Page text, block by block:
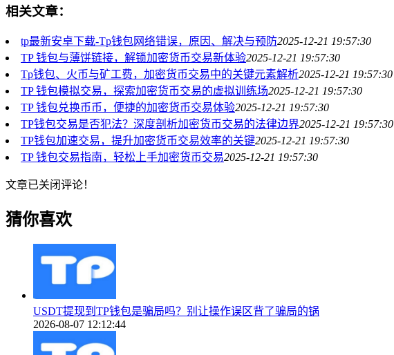
相关文章：
tp最新安卓下载-Tp钱包网络错误，原因、解决与预防2025-12-21 19:57:30
TP 钱包与薄饼链接，解锁加密货币交易新体验2025-12-21 19:57:30
Tp钱包、火币与矿工费，加密货币交易中的关键元素解析2025-12-21 19:57:30
TP 钱包模拟交易，探索加密货币交易的虚拟训练场2025-12-21 19:57:30
TP 钱包兑换币币，便捷的加密货币交易体验2025-12-21 19:57:30
TP钱包交易是否犯法？深度剖析加密货币交易的法律边界2025-12-21 19:57:30
TP钱包加速交易，提升加密货币交易效率的关键2025-12-21 19:57:30
TP 钱包交易指南，轻松上手加密货币交易2025-12-21 19:57:30
文章已关闭评论！
猜你喜欢
USDT提现到TP钱包是骗局吗？别让操作误区背了骗局的锅
2026-08-07 12:12:44